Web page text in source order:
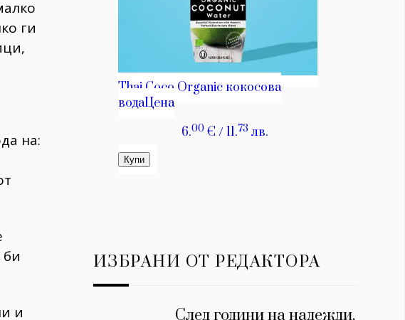
ги
на:
и
ИЗБРАНИ ОТ РЕДАКТОРА
След години на надежди,